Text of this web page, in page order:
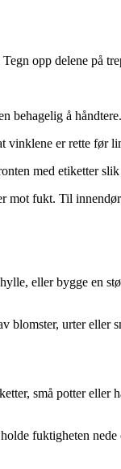
opp delene på
behagelig å håndtere.
vinklene er rette før
med etiketter
mot fukt. Til
eller bygge en
blomster, urter eller
små potter eller
fuktigheten